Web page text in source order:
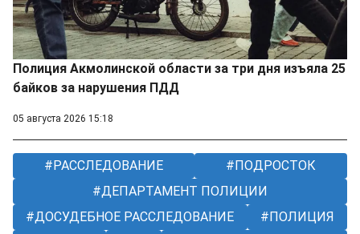
Полиция Акмолинской области за три дня изъяла 25
байков за нарушения ПДД
05 августа 2026 15:18
РАССЛЕДОВАНИЕ
ПОДРОСТОК
ДЕПАРТАМЕНТ ПОЛИЦИИ
ДОСУДЕБНОЕ РАССЛЕДОВАНИЕ
ПОЛИЦИЯ